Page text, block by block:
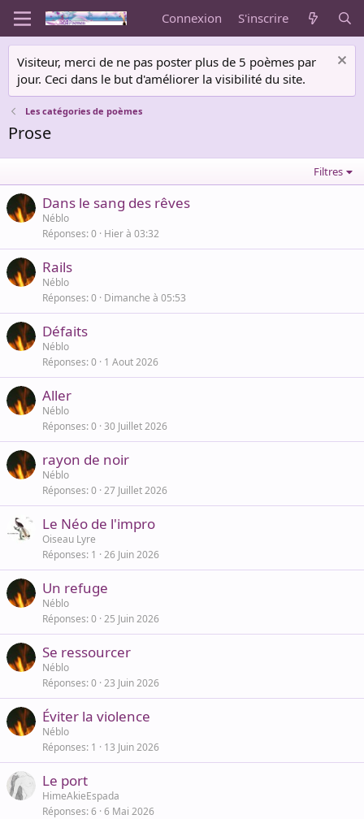
Connexion S'inscrire
Visiteur, merci de ne pas poster plus de 5 poèmes par
jour. Ceci dans le but d'améliorer la visibilité du site.
Les catégories de poèmes
Prose
Filtres
Dans le sang des rêves
Néblo
Réponses 0 Hier à 03:32
Rails
Néblo
Réponses 0 Dimanche à 05:53
Défaits
Néblo
Réponses 0 1 Aout 2026
Aller
Néblo
Réponses 0 30 Juillet 2026
rayon de noir
Néblo
Réponses 0 27 Juillet 2026
Le Néo de l'impro
Oiseau Lyre
Réponses 1 26 Juin 2026
Un refuge
Néblo
Réponses 0 25 Juin 2026
Se ressourcer
Néblo
Réponses 0 23 Juin 2026
Éviter la violence
Néblo
Réponses 1 13 Juin 2026
Le port
HimeAkieEspada
Réponses 6 6 Mai 2026